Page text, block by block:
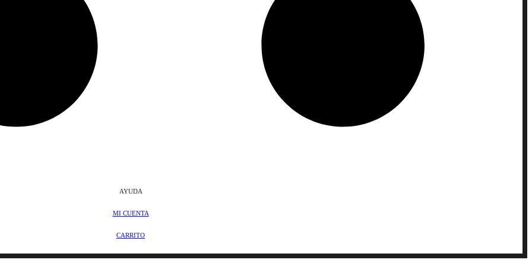
AYUDA
MI CUENTA
CARRITO